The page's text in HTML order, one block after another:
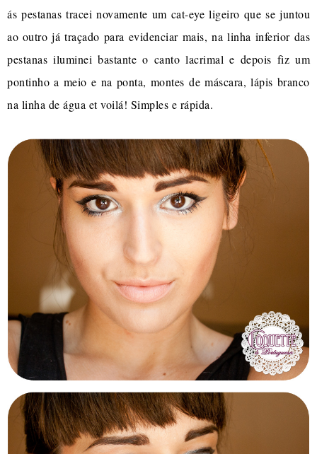
ás pestanas tracei novamente um cat-eye ligeiro que se juntou
ao outro já traçado para evidenciar mais, na linha inferior das
pestanas iluminei bastante o canto lacrimal e depois fiz um
pontinho a meio e na ponta, montes de máscara, lápis branco
na linha de água et voilá! Simples e rápida.